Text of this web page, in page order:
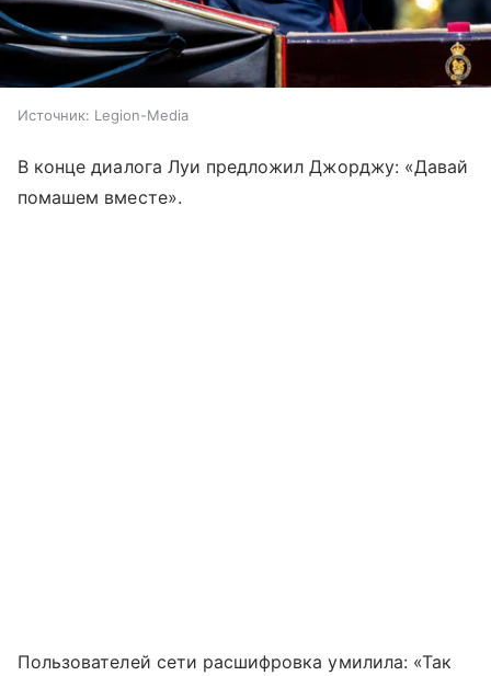
Источник: Legion-Media
В конце диалога Луи предложил Джорджу: «Давай
помашем вместе».
Пользователей сети расшифровка умилила: «Так